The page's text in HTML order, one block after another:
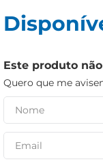
Este produto
Quero que me
biscoito
iogurte
papel higiênico